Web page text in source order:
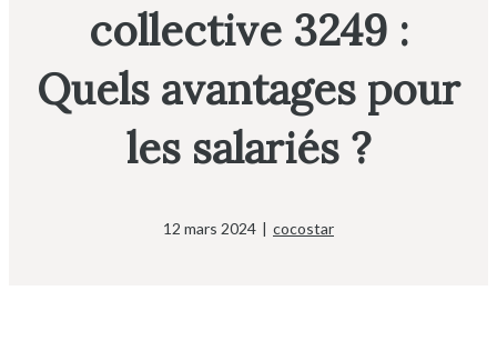
collective 3249 :
Quels avantages pour
les salariés ?
12 mars 2024 cocostar